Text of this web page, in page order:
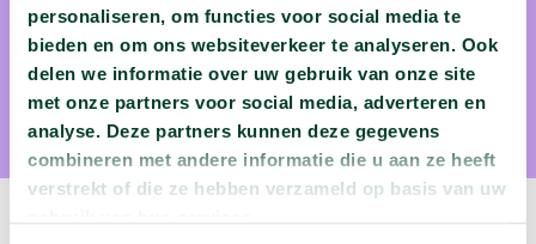
personaliseren, om functies voor social media te
bieden en om ons websiteverkeer te analyseren. Ook
delen we informatie over uw gebruik van onze site
met onze partners voor social media, adverteren en
analyse. Deze partners kunnen deze gegevens
combineren met andere informatie die u aan ze heeft
verstrekt of die ze hebben verzameld op basis van uw
Leon Claessens
Leon Claessens is paleontoloog aan Maastricht University